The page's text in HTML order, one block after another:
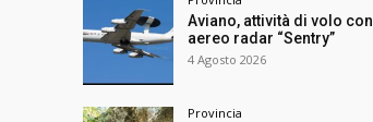
Aviano, attività di volo con
aereo radar “Sentry”
4 Agosto 2026
Provincia